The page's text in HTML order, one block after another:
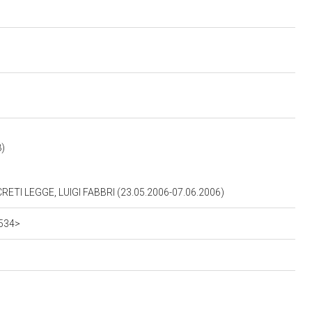
LEGGE, LUIGI FABBRI (23.05.2006-07.06.2006)